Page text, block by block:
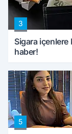
3
Sigara içenlere
haber!
5